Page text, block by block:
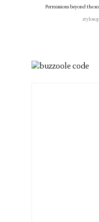
Permissions beyond the